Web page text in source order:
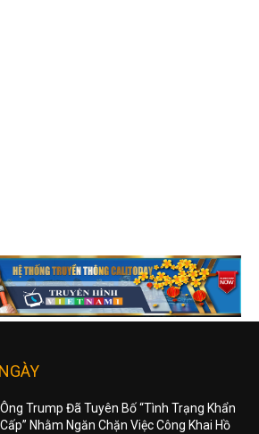
Ông Trump Đã Tuyên Bố “Tình Trạng Khẩn
Cấp” Nhằm Ngăn Chặn Việc Công Khai Hồ